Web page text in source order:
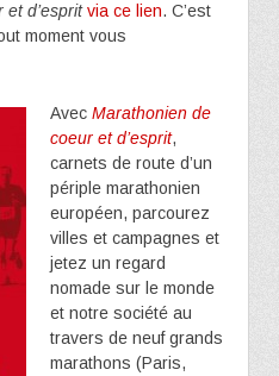
d’esprit via ce lien. C’est
moment vous
Avec Marathonien de
coeur et d’esprit,
carnets de route d’un
périple marathonien
européen, parcourez
villes et campagnes et
jetez un regard
nomade sur le monde
et notre société au
travers de neuf grands
marathons (Paris,